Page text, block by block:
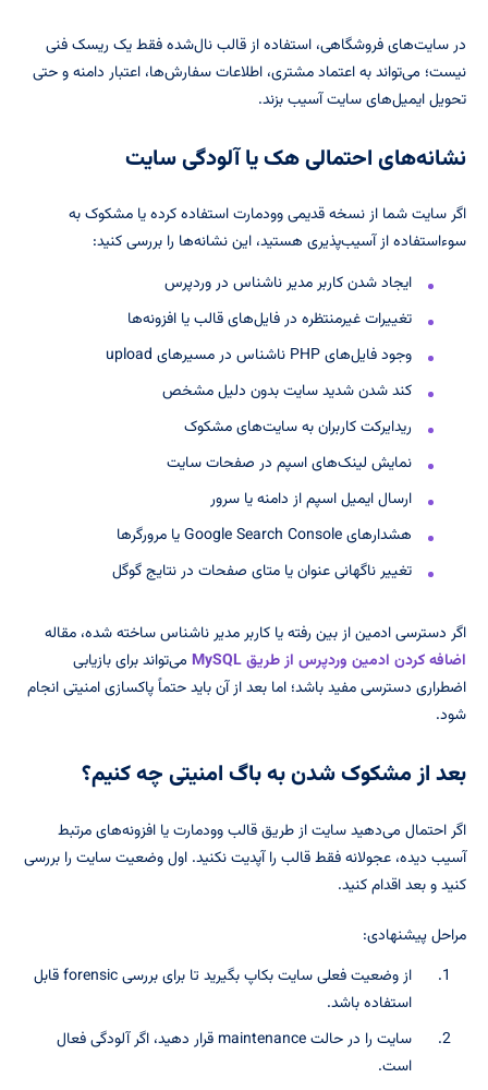
در سایت‌های فروشگاهی، استفاده از قالب نال‌شده فقط یک ریسک فنی
نیست؛ می‌تواند به اعتماد مشتری، اطلاعات سفارش‌ها، اعتبار دامنه و حتی
تحویل ایمیل‌های سایت آسیب بزند.
نشانه‌های احتمالی هک یا آلودگی سایت
اگر سایت شما از نسخه قدیمی وودمارت استفاده کرده یا مشکوک به
سوءاستفاده از آسیب‌پذیری هستید، این نشانه‌ها را بررسی کنید:
ایجاد شدن کاربر مدیر ناشناس در وردپرس
تغییرات غیرمنتظره در فایل‌های قالب یا افزونه‌ها
وجود فایل‌های PHP ناشناس در مسیرهای upload
کند شدن شدید سایت بدون دلیل مشخص
ریدایرکت کاربران به سایت‌های مشکوک
نمایش لینک‌های اسپم در صفحات سایت
ارسال ایمیل اسپم از دامنه یا سرور
هشدارهای Google Search Console یا مرورگرها
تغییر ناگهانی عنوان یا متای صفحات در نتایج گوگل
اگر دسترسی ادمین از بین رفته یا کاربر مدیر ناشناس ساخته شده، مقاله
اضافه کردن ادمین وردپرس از طریق MySQL
می‌تواند برای بازیابی
اضطراری دسترسی مفید باشد؛ اما بعد از آن باید حتماً پاکسازی امنیتی انجام
شود.
بعد از مشکوک شدن به باگ امنیتی چه کنیم؟
اگر احتمال می‌دهید سایت از طریق قالب وودمارت یا افزونه‌های مرتبط
آسیب دیده، عجولانه فقط قالب را آپدیت نکنید. اول وضعیت سایت را بررسی
کنید و بعد اقدام کنید.
مراحل پیشنهادی:
از وضعیت فعلی سایت بکاپ بگیرید تا برای بررسی forensic قابل
استفاده باشد.
سایت را در حالت maintenance قرار دهید، اگر آلودگی فعال
است.